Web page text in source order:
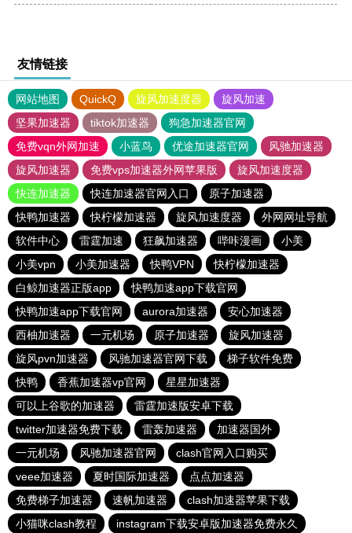
友情链接
网站地图 QuickQ 旋风加速度器
旋风加速
坚果加速器
tiktok加速器
狗急加速器官网
免费vqn外网加速
小蓝鸟 优途加速器官网
风驰加速器
旋风加速器
免费vps加速器外网苹果版
旋风加速度器
快连加速器
快连加速器官网入口
原子加速器
快鸭加速器
快柠檬加速器 旋风加速度器
外网网址导航
软件中心
雷霆加速 狂飙加速器 哔咔漫画
小美
小美vpn
小美加速器 快鸭VPN
快柠檬加速器
白鲸加速器正版app
快鸭加速app下载官网
快鸭加速app下载官网
aurora加速器
安心加速器
西柚加速器
一元机场 原子加速器
旋风加速器
旋风pvn加速器
风驰加速器官网下载
梯子软件免费
快鸭
香蕉加速器vp官网
星星加速器
可以上谷歌的加速器
雷霆加速版安卓下载
twitter加速器免费下载
雷轰加速器
加速器国外
一元机场
风驰加速器官网
clash官网入口购买
veee加速器
夏时国际加速器
点点加速器
免费梯子加速器
速帆加速器
clash加速器苹果下载
小猫咪clash教程
instagram下载安卓版加速器免费永久